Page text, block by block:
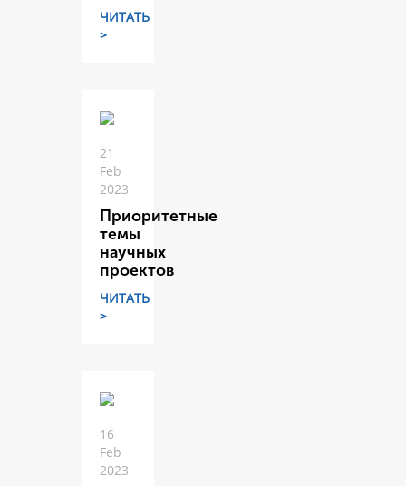
ЧИТАТЬ
>
21
Feb
2023
Приоритетные
темы
научных
проектов
ЧИТАТЬ
>
16
Feb
2023